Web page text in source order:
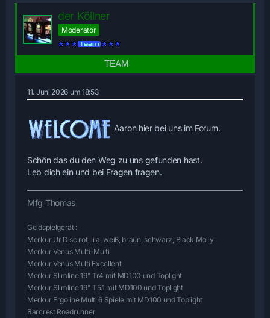
der Köllner
Moderator
11. Juni 2026 um 18:53
Aaron hier bei uns im Forum.
Schön das du den Weg zu uns gefunden hast.
Leb dich ein und bei Fragen fragen.
Mfg Thomas
Geldspielgerät :
Merkur Ur Disc rot, lila, weiß, braun, schwarz, Black Molly
Merkur Venus Multi-Multi
Merkur Venus Multi Excellent
Merkur Slimline 19" Tr4 mit MD100 und Toplight
Merkur Slimline 19" T5.1 mit MD100 und Toplight
Merkur Ergoline Multi 6 Spiele mit MD100 und Toplight
Barcrest Roadrunner